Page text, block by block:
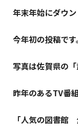
年末年始にダウ
今年初の投稿です。
写真は佐賀県の「
昨年のあるTV番
「人気の図書館